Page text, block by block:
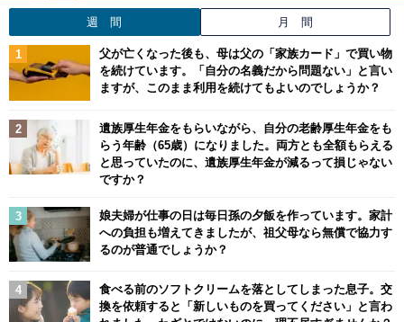
週 間 月 間
父が亡くなった後も、母は父の「家族カード」で買い物
を続けています。「自分の名義だから問題ない」と言い
ますが、このまま利用を続けてもよいのでしょうか？
遺族厚生年金をもらいながら、自分の老齢厚生年金をも
らう年齢（65歳）になりました。両方とも全額もらえる
と思っていたのに、遺族厚生年金が減るって損じゃない
ですか？
娘夫婦が仕事の日は毎日孫の夕飯を作っています。家計
への負担も増えてきましたが、祖父母なら無償で協力す
るのが普通でしょうか？
食べる前のソフトクリームを落としてしまった息子。交
換を依頼すると「新しいものを買ってください」と言わ